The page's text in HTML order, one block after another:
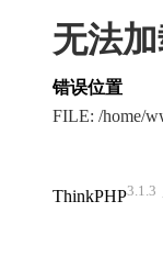
无法
错误位置
FILE: /home/
ThinkPHP3.1.3